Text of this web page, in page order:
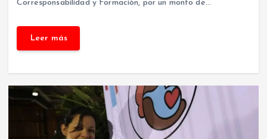
Corresponsabilidad y Formación, por un monto de…